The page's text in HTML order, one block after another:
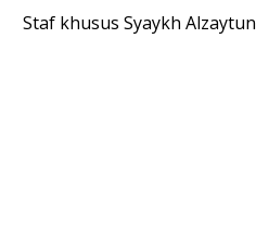
Staf khusus Syaykh Alzaytun